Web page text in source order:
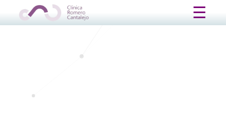
Update cookies preferences ☰